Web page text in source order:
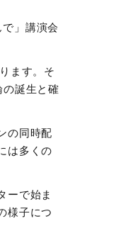
」講演会
ます。そ
誕生と確
の同時配
は多くの
ーで始ま
様子につ